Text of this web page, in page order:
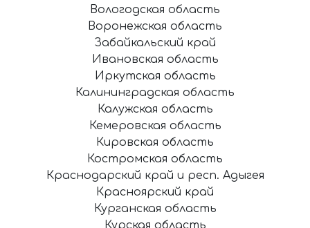
Вологодская область
Воронежская область
Забайкальский край
Ивановская область
Иркутская область
Калининградская область
Калужская область
Кемеровская область
Кировская область
Костромская область
Краснодарский край и респ. Адыгея
Красноярский край
Курганская область
Курская область